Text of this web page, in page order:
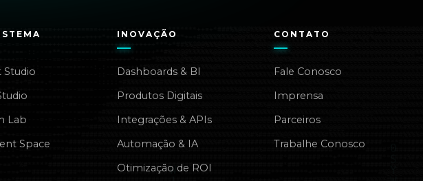
Studio
Lab
Space
INOVAÇÃO
Dashboards & BI
Produtos Digitais
Integrações & APIs
Automação & IA
Otimização de ROI
CONTATO
Fale Conosco
Imprensa
Parceiros
Trabalhe Conosco